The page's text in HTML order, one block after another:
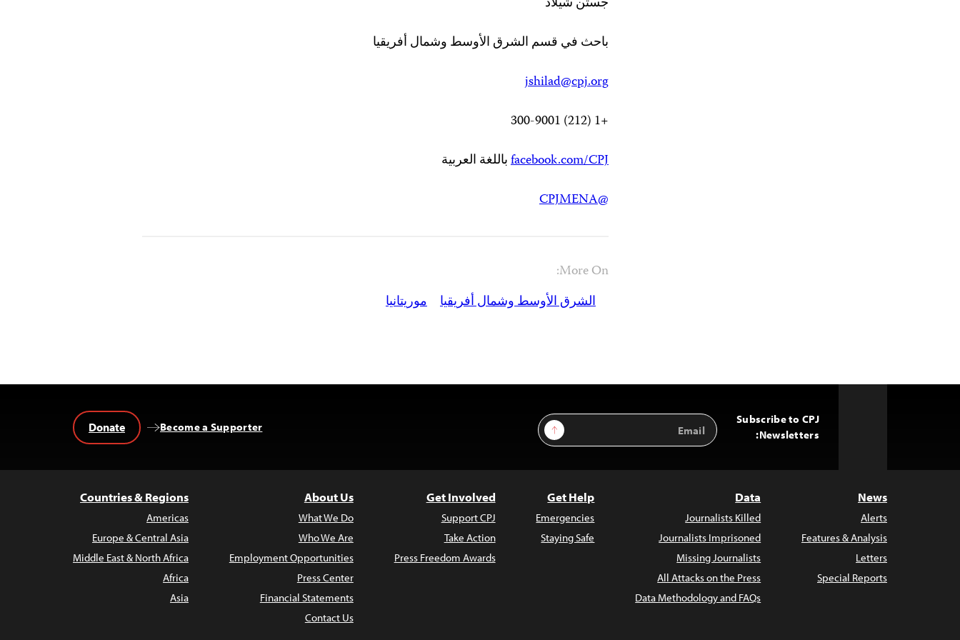
باحث في قسم الشرق الأوسط وشمال أفريقيا
jshilad@cpj.org
+1 (212) 300-9001
facebook.com/CPJباللغة العربية
@CPJMENA
More On:
الشرق الأوسط وشمال أفريقيا
موريتانيا
Subscribe to CPJ
Newsletters:
Email
Address
Sign Up
Become a Supporter
Donate
News
Alerts
Features & Analysis
Letters
Special Reports
Data
Journalists Killed
Journalists Imprisoned
Missing Journalists
All Attacks on the Press
Data Methodology and FAQs
Get Help
Emergencies
Staying Safe
Get Involved
Support CPJ
Take Action
Press Freedom Awards
About Us
What We Do
Who We Are
Employment Opportunities
Press Center
Financial Statements
Contact Us
Countries & Regions
Americas
Europe & Central Asia
Middle East & North Africa
Africa
Asia